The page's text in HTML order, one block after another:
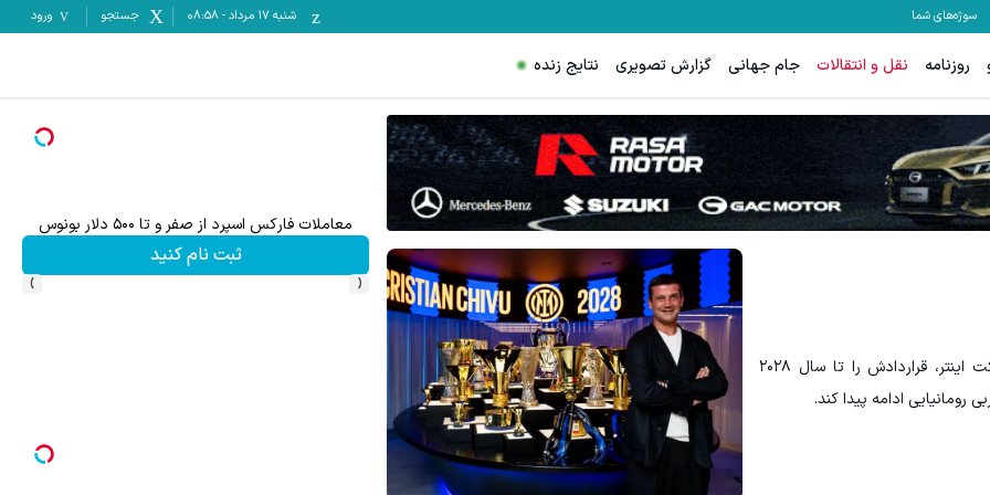
سوژه‌های شما شنبه ۱۷ مرداد -
08:58 جستجو ورود
روزنامه نقل و انتقالات جام جهانی گزارش تصویری نتایج زنده
کریستیان کیوو پس از یک فصل تاریخی روی نیمکت اینتر، قراردادش را تا سال ۲۰۲۸
رومانیایی ادامه پیدا کند.
هنوز 50 تتر رو دریافت نکردی؟ | رایگان ثبت نام کن و رایگان شروع کن!
دریافت 50 تتر !
میدونستی میتونی از بالا رفتن ارزش سهام گوگل سود کسب
ثبت نام کنید
‹
›